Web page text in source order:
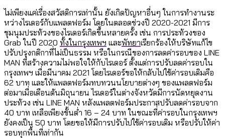
ไม่เพียงแค่เรื่องสวัสดิการเท่านั้น ยังเกิดปัญหาอื่นๆ ในการทำงานระ
หว่างไรเดอร์กับแพลตฟอร์ม โดยในตลอดช่วงปี 2020-2021 มีการ
ชุมนุมประท้วงของไรเดอร์เกิดขึ้นหลายครั้ง เช่น การประท้วงของ
Grab ในปี 2020 ทั้งในกรุงเทพฯ และพัทยาเรียกร้องให้บริษัทแก้ไข
ปรับปรุงกติกาที่ไม่เป็นธรรม หรือในกรณีของการลดค่ารอบของ LINE
MAN ที่สร้างความไม่พอใจให้กับไรเดอร์ ตั้งแต่การปรับลดค่ารอบใน
กรุงเทพฯ เมื่อมีนาคม 2021 โดยไรเดอร์ขอให้กลับไปใช้ค่ารอบเดิมคือ
62 บาท และให้แพลตฟอร์มทบทวนนโยบายต่างๆ ของแพลตฟอร์ม
ต่อมาเมื่อเดือนต้นมิถุนายน ไรเดอร์ในต่างจังหวัดมีการนัดหยุดงาน
ประท้วง เช่น LINE MAN หลังแพลตฟอร์มประกาสปรับลดค่ารอบจาก
40 บาท เหลือเพียงขั้นต่ำ 16 – 24 บาท ในขณะที่ค่ารอบในกรุงเทพฯ
ยังคงเป็น 50 บาท โดยขอให้มีการปรับไปใช้ค่ารอบเดิม หรือปรับให้ค่า
รอบทุกพื้นที่เท่ากัน